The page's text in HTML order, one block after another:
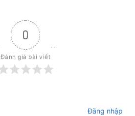
0
Đánh giá bài viết
Đăng nhập